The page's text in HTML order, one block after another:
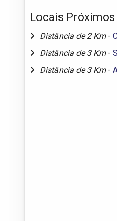
Locais Próximos
Distância de 2 Km -
Distância de 3 Km -
Distância de 3 Km -